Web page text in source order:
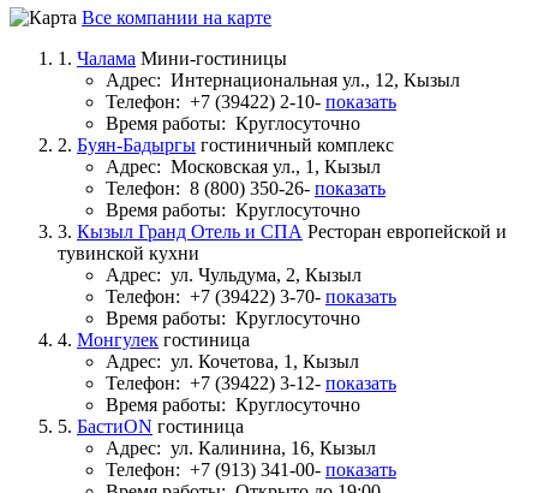
Все компании на карте
1. Чалама Мини-гостиницы
Адрес: Интернациональная ул., 12, Кызыл
Телефон: +7 (39422) 2-10- показать
Время работы: Круглосуточно
2. Буян-Бадыргы гостиничный комплекс
Адрес: Московская ул., 1, Кызыл
Телефон: 8 (800) 350-26- показать
Время работы: Круглосуточно
3. Кызыл Гранд Отель и СПА Ресторан европейской и
тувинской кухни
Адрес: ул. Чульдума, 2, Кызыл
Телефон: +7 (39422) 3-70- показать
Время работы: Круглосуточно
4. Монгулек гостиница
Адрес: ул. Кочетова, 1, Кызыл
Телефон: +7 (39422) 3-12- показать
Время работы: Круглосуточно
5. БастиON гостиница
Адрес: ул. Калинина, 16, Кызыл
Телефон: +7 (913) 341-00- показать